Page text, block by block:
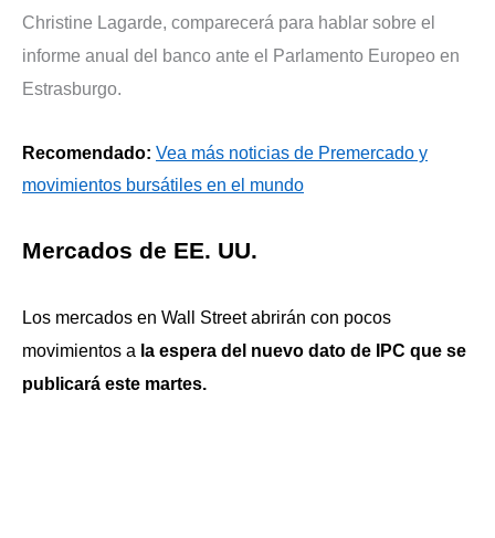
Christine Lagarde, comparecerá para hablar sobre el
informe anual del banco ante el Parlamento Europeo en
Estrasburgo.
Recomendado: Vea más noticias de Premercado y
movimientos bursátiles en el mundo
Mercados de EE. UU.
Los mercados en Wall Street abrirán con pocos
movimientos a la espera del nuevo dato de IPC que se
publicará este martes.